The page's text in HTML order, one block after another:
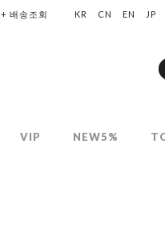
+ 배송조회 KR CN EN JP
VIP NEW5%